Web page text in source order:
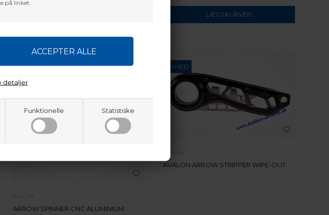
på linket.
Funktionelle Statistiske
detaljer
ARROW SPINNER CNC ALUMINIUM
NYHED
AVALON ARROW STRIPPER WIPE-OUT